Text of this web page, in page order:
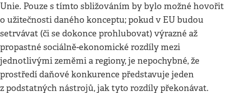
Unie. Pouze s tímto sbližováním by bylo možné hovořit
o užitečnosti daného konceptu; pokud v EU budou
setrvávat (či se dokonce prohlubovat) výrazné až
propastné sociálně-ekonomické rozdíly mezi
jednotlivými zeměmi a regiony, je nepochybné, že
prostředí daňové konkurence představuje jeden
z podstatných nástrojů, jak tyto rozdíly překonávat.